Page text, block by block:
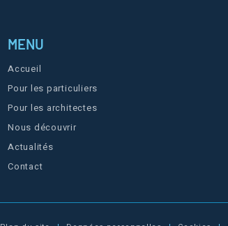
MENU
Accueil
Pour les particuliers
Pour les architectes
Nous découvrir
Actualités
Contact